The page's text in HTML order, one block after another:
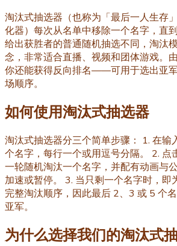
淘汰式抽选器（也称为「最后一人生存
化器）每次从名单中移除一个名字，直
给出获胜者的普通随机抽选不同，淘汰
念，非常适合直播、视频和团体游戏。
你还能获得反向排名——可用于选出亚
场顺序。
如何使用淘汰式抽选器
淘汰式抽选器分三个简单步骤： 1. 在输
个名字，每行一个或用逗号分隔。 2. 点
一轮随机淘汰一个名字，并配有动画与
加速或暂停。 3. 当只剩一个名字时，即
完整淘汰顺序，因此最后 2、3 或 5 个
亚军。
为什么选择我们的淘汰式